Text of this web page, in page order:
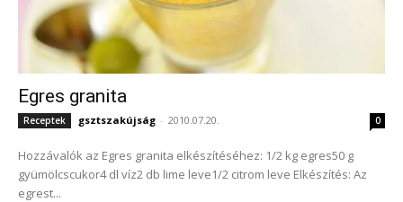
Egres granita
Receptek gsztszakújság - 2010.07.20. 0
Hozzávalók az Egres granita elkészítéséhez: 1/2 kg egres50 g
gyümölcscukor4 dl víz2 db lime leve1/2 citrom leve Elkészítés: Az
egrest...